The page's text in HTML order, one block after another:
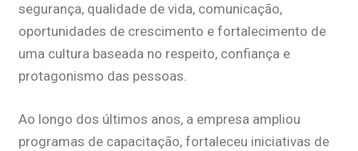
segurança, qualidade de vida, comunicação,
oportunidades de crescimento e fortalecimento de
uma cultura baseada no respeito, confiança e
protagonismo das pessoas.
Ao longo dos últimos anos, a empresa ampliou
programas de capacitação, fortaleceu iniciativas de